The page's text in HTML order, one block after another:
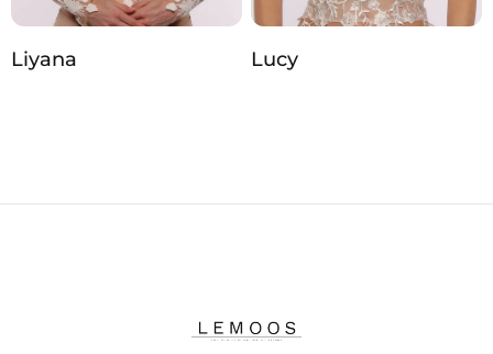
Liyana Lucy